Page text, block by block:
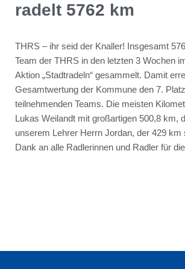
radelt 5762 km
THRS – ihr seid der Knaller! Insgesamt
Team der THRS in den letzten 3 Wochen
Aktion „Stadtradeln“ gesammelt. Damit
Gesamtwertung der Kommune den 7.
teilnehmenden Teams. Die meisten
Lukas Weilandt mit großartigen 500,8 km,
unserem Lehrer Herrn Jordan, der 429 km
Dank an alle Radlerinnen und Radler für